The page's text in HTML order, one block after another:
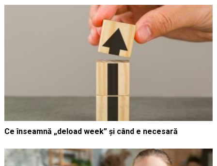
Ce înseamnă „deload week” și când e necesară